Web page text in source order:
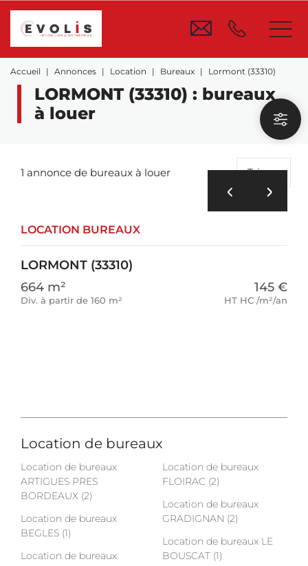
Accueil Annonces Location Bureaux Lormont (33310)
LORMONT (33310) : bureaux
à louer
1 annonce de bureaux à louer Trier
LOCATION BUREAUX
LORMONT (33310)
664 m²
Div. à partir de 160 m²
145 €
HT HC /m²/an
Location de bureaux
Location de bureaux
ARTIGUES PRES
BORDEAUX (2)
Location de bureaux
BEGLES (1)
Location de bureaux
Location de bureaux
FLOIRAC (2)
Location de bureaux
GRADIGNAN (2)
Location de bureaux LE
BOUSCAT (1)